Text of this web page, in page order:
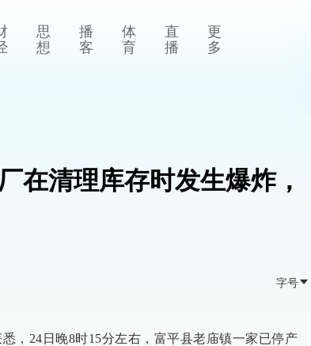
思
想
播
客
体
育
直
播
更
多
在清理库存时发生爆炸，
字号
，24日晚8时15分左右，富平县老庙镇一家已停产